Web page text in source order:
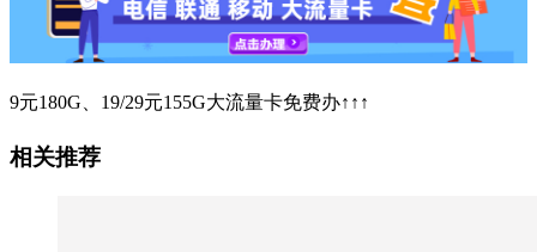
9元180G、19/29元155G大流量卡免费办↑↑↑
相关推荐